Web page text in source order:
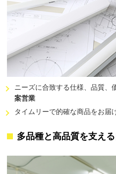
ニーズに合致する仕様、品質、
案営業
タイムリーで的確な商品をお届
多品種と高品質を支える